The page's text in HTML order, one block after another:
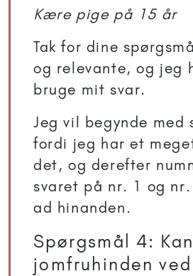
Kære pige på 15 år
Tak for dine
og relevante, og jeg
bruge mit svar.
Jeg vil begynde med
fordi jeg har et
det, og derefter
svaret på nr. 1 og
ad hinanden.
Spørgsmål 4:
jomfruhinden